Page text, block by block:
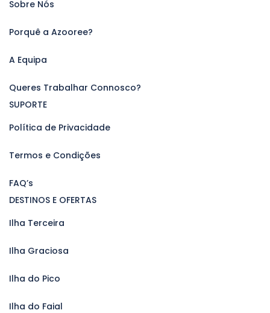
Sobre Nós
Porquê a Azooree?
A Equipa
Queres Trabalhar Connosco?
SUPORTE
Política de Privacidade
Termos e Condições
FAQ’s
DESTINOS E OFERTAS
Ilha Terceira
Ilha Graciosa
Ilha do Pico
Ilha do Faial